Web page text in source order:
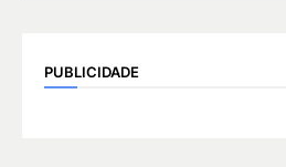
PUBLICIDADE